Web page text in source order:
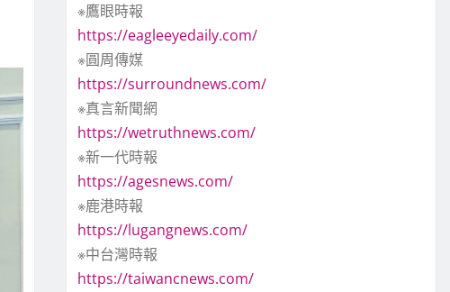
※鷹眼時報
https://eagleeyedaily.com/
※圓周傳媒
https://surroundnews.com/
※真言新聞網
https://wetruthnews.com/
※新一代時報
https://agesnews.com/
※鹿港時報
https://lugangnews.com/
※中台灣時報
https://taiwancnews.com/